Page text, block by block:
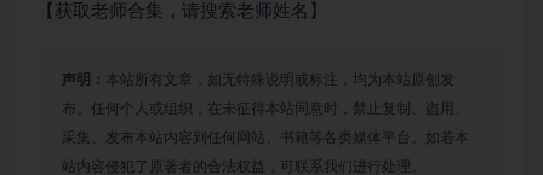
【获取老师合集，请搜索老师姓名】
声明： 本站所有文章，如无特殊说明或标注，均为本站原创发
布。任何个人或组织，在未征得本站同意时，禁止复制、盗用、
采集、发布本站内容到任何网站、书籍等各类媒体平台。如若本
站内容侵犯了原著者的合法权益，可联系我们进行处理。